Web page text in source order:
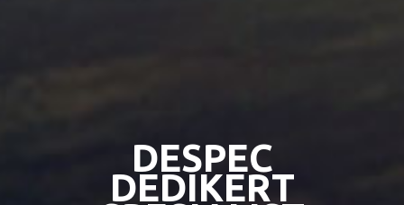
DESPEC
DEDIKERT